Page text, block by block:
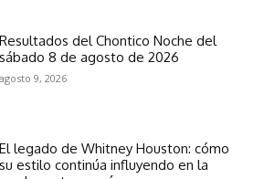
Resultados del Chontico Noche del
sábado 8 de agosto de 2026
agosto 9, 2026
El legado de Whitney Houston: cómo
su estilo continúa influyendo en la